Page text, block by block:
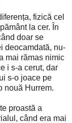
fizică cel
la cer. În
doar se
deocamdată, nu-
mai rămas nimic
i s-a cerut, dar
s-o joace pe
nouă Hurrem.
proastă a
când era mai